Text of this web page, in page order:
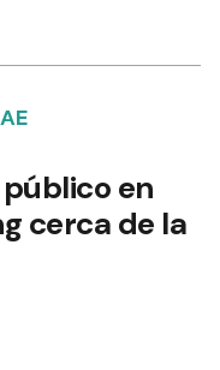
en
cerca de la